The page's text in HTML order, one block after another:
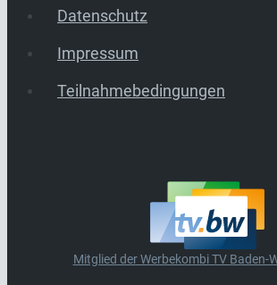
Datenschutz
Impressum
Teilnahmebedingungen
Mitglied der Werbekombi TV Baden-